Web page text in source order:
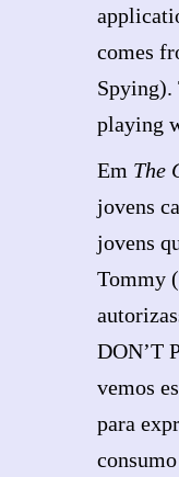
comes
Spying).
playing
Em The
jovens
jovens
Tommy
DON’T
vemos
para